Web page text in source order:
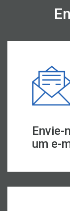
Envie-
um e-